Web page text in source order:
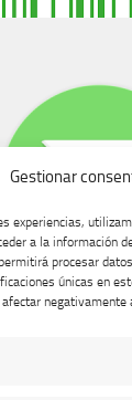
Gestionar
experiencias,
a la información
procesar
únicas en
Buzón de dudas, quejas